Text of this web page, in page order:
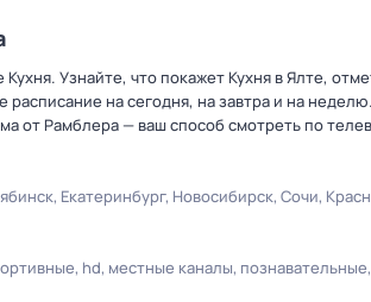
Узнайте, что покажет Кухня в Ялте,
на сегодня, на завтра и на
от Рамблера — ваш способ смотреть по
Екатеринбург Новосибирск Сочи
hd местные каналы познавательные